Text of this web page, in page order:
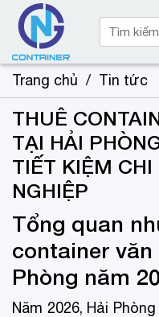
Trang chủ / Tin tức
THUÊ
TẠI HẢI
TIẾT KIỆM CHI
NGHIỆP
Tổng quan
container
Phòng năm
Năm 2026, Hải